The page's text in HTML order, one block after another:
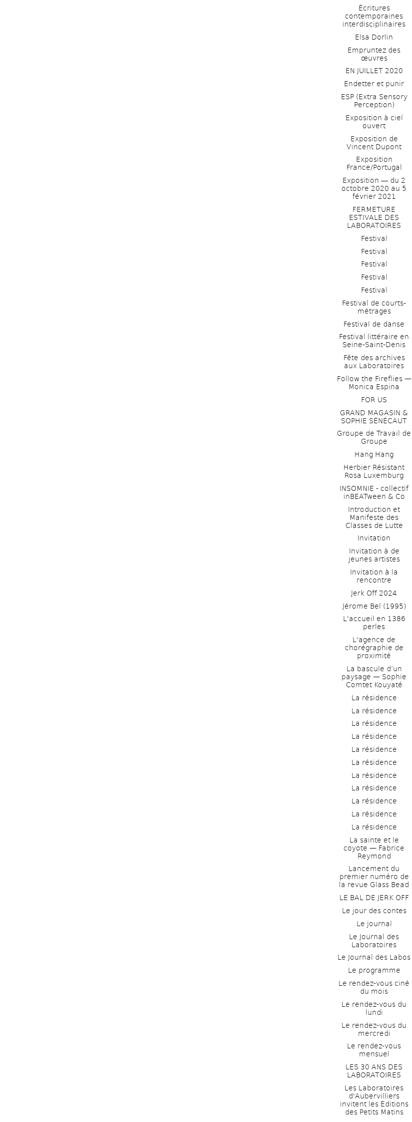
Écritures
contemporaines
interdisciplinaires
Elsa Dorlin
Empruntez des
œuvres
EN JUILLET 2020
Endetter et punir
ESP (Extra Sensory
Perception)
Exposition à ciel
ouvert
Exposition de
Vincent Dupont
Exposition
France/Portugal
Exposition ― du 2
octobre 2020 au 5
février 2021
FERMETURE
ESTIVALE DES
LABORATOIRES
Festival
Festival
Festival
Festival
Festival
Festival de courts-
métrages
Festival de danse
Festival littéraire en
Seine-Saint-Denis
Fête des archives
aux Laboratoires
Follow the Fireflies —
Monica Espina
FOR US
GRAND MAGASIN &
SOPHIE SÉNÉCAUT
Groupe de Travail de
Groupe
Hang Hang
Herbier Résistant
Rosa Luxemburg
INSOMNIE - collectif
inBEATween & Co
Introduction et
Manifeste des
Classes de Lutte
Invitation
Invitation à de
jeunes artistes
Invitation à la
rencontre
Jerk Off 2024
Jérome Bel (1995)
L'accueil en 1386
perles
L'agence de
chorégraphie de
proximité
La bascule d’un
paysage — Sophie
Comtet Kouyaté
La résidence
La résidence
La résidence
La résidence
La résidence
La résidence
La résidence
La résidence
La résidence
La résidence
La résidence
La sainte et le
coyote — Fabrice
Reymond
Lancement du
premier numéro de
la revue Glass Bead
LE BAL DE JERK OFF
Le jour des contes
Le journal
Le Journal des
Laboratoires
Le Journal des Labos
Le programme
Le rendez-vous ciné
du mois
Le rendez-vous du
lundi
Le rendez-vous du
mercredi
Le rendez-vous
mensuel
LES 30 ANS DES
LABORATOIRES
Les Laboratoires
d'Aubervilliers
invitent les Editions
des Petits Matins